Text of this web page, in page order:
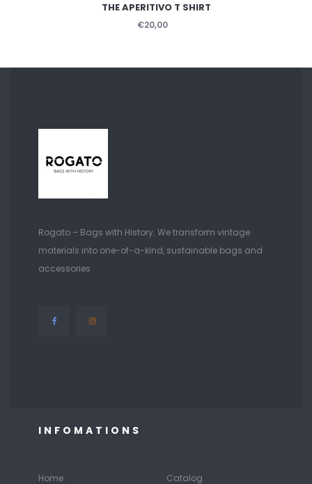
THE APERITIVO T SHIRT
€20,00
Rogato – Bags with History. We transform vintage
materials into one-of-a-kind, sustainable bags and
accessories
INFOMATIONS
Home Catalog